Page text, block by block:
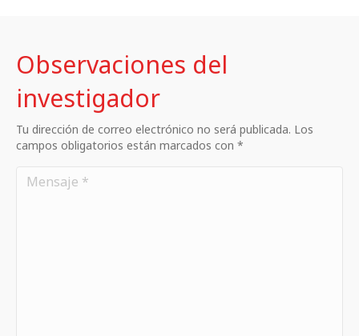
Observaciones del
investigador
Tu dirección de correo electrónico no será publicada. Los
campos obligatorios están marcados con *